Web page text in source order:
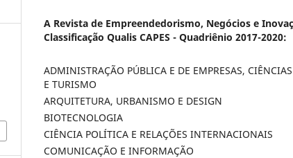
A Revista de Empreendedorismo, Negócios e
Classificação Qualis CAPES - Quadriênio 2017-2020:
ADMINISTRAÇÃO PÚBLICA E DE EMPRESAS,
E TURISMO
ARQUITETURA, URBANISMO E DESIGN
BIOTECNOLOGIA
CIÊNCIA POLÍTICA E RELAÇÕES INTERNACIONAIS
COMUNICAÇÃO E INFORMAÇÃO